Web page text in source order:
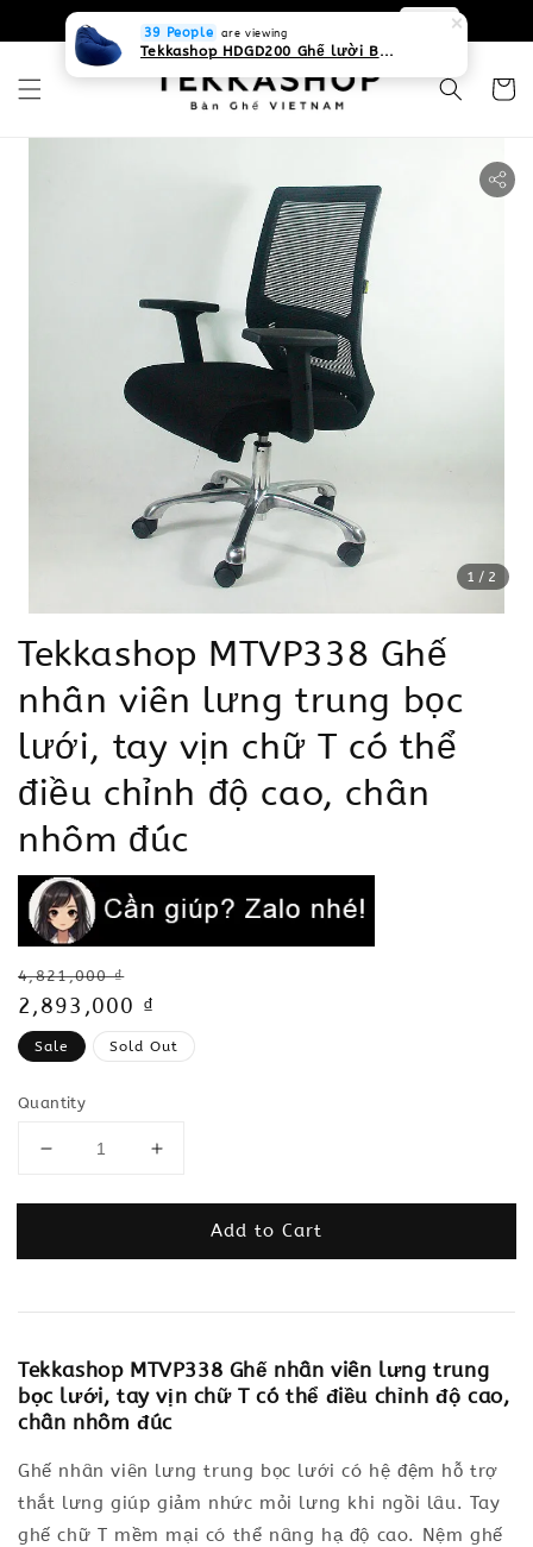
0931268840 Liên hệ với chúng tôi
1 /2
Tekkashop MTVP338 Ghế
nhân viên lưng trung bọc
lưới, tay vịn chữ T có thể
điều chỉnh độ cao, chân
nhôm đúc
Regular
price
4,821,000 ₫
Sale
price
2,893,000 ₫
Sale Sold Out
Quantity
Add to Cart
Tekkashop MTVP338 Ghế nhân viên lưng trung
bọc lưới, tay vịn chữ T có thể điều chỉnh độ cao,
chân nhôm đúc
Ghế nhân viên lưng trung bọc lưới có hệ đệm hỗ trợ
thắt lưng giúp giảm nhức mỏi lưng khi ngồi lâu. Tay
ghế chữ T mềm mại có thể nâng hạ độ cao. Nệm ghế
39 People are viewing
Tekkashop HDGD200 Ghế lười Beanbag form truyền thống, chất liệu Olefin canvas kháng nước, màu xanh biển, có thể sử dụng trong nhà và cả ngoài trời, có quai xách